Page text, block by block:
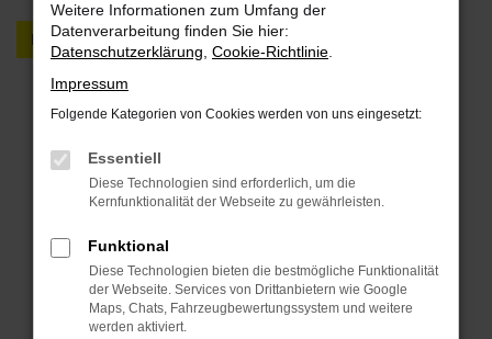
PKW LKW
Fehler: Network Error
Beim Laden ist ein Fehler aufgetreten.
Hier sind ein paar Tipps, die dir helfen können:
Internetverbindung.
Laden andere Webseiten, zum Beispiel deine
Suchmaschine?
Prüfe deine Browsererweiterungen.
Weitere Informationen zum Umfang der
Datenverarbeitung finden Sie hier:
Datenschutzerklärung Cookie-Richtlinie
Impressum
Folgende Kategorien von Cookies werden von uns eingesetzt:
Essentiell
Diese Technologien sind erforderlich, um die
Kernfunktionalität der Webseite zu gewährleisten.
Funktional
Diese Technologien bieten die bestmögliche Funktionalität
der Webseite. Services von Drittanbietern wie Google
Maps, Chats, Fahrzeugbewertungssystem und weitere
werden aktiviert.